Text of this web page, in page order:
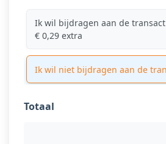
Ik wil bijdragen aan de
€ 0,29 extra
Ik wil niet bijdragen aan de
Totaal